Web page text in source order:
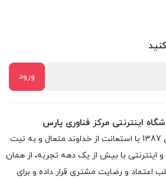
اینترنتی مرکز فناوری پارس
فروشگاه پارس نوین در سال 1387 با استعانت از خداوند متعال و به نیت
با بیش از یک دهه تجربه، از همان
اعتماد و رضایت مشتری قرار داده و براى